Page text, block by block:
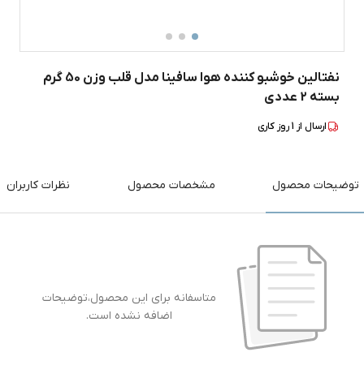
نفتالین خوشبو کننده هوا سافینا مدل قلب وزن 50 گرم
بسته 2 عددی
ارسال از 1روز کاری
توضیحات محصول مشخصات محصول نظرات کاربران
متاسفانه برای این محصول،توضیحات
اضافه نشده است.